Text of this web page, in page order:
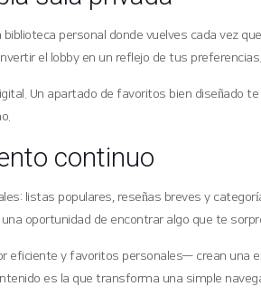
personal donde vuelves cada vez
el lobby en un reflejo de tus preferencias.
Un apartado de favoritos bien diseñado
continuo
listas populares, reseñas breves y
oportunidad de encontrar algo que te
y favoritos personales— crean una
es la que transforma una simple